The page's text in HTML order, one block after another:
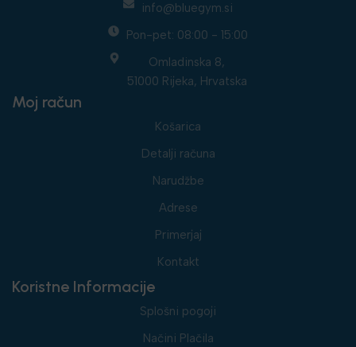
info@bluegym.si
Pon-pet: 08:00 - 15:00
Omladinska 8,
51000 Rijeka, Hrvatska
Moj račun
Košarica
Detalji računa
Narudžbe
Adrese
Primerjaj
Kontakt
Koristne Informacije
Splošni pogoji
Načini Plačila